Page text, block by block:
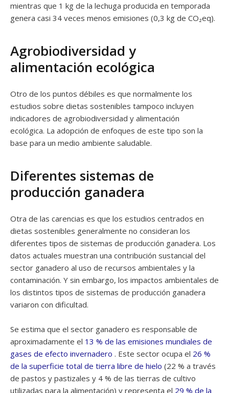
mientras que 1 kg de la lechuga producida en temporada
genera casi 34 veces menos emisiones (0,3 kg de CO₂eq).
Agrobiodiversidad y
alimentación ecológica
Otro de los puntos débiles es que normalmente los
estudios sobre dietas sostenibles tampoco incluyen
indicadores de agrobiodiversidad y alimentación
ecológica. La adopción de enfoques de este tipo son la
base para un medio ambiente saludable.
Diferentes sistemas de
producción ganadera
Otra de las carencias es que los estudios centrados en
dietas sostenibles generalmente no consideran los
diferentes tipos de sistemas de producción ganadera. Los
datos actuales muestran una contribución sustancial del
sector ganadero al uso de recursos ambientales y la
contaminación. Y sin embargo, los impactos ambientales de
los distintos tipos de sistemas de producción ganadera
variaron con dificultad.
Se estima que el sector ganadero es responsable de
aproximadamente el 13 % de las emisiones mundiales de
gases de efecto invernadero . Este sector ocupa el 26 %
de la superficie total de tierra libre de hielo (22 % a través
de pastos y pastizales y 4 % de las tierras de cultivo
utilizadas para la alimentación) y representa el 29 % de la